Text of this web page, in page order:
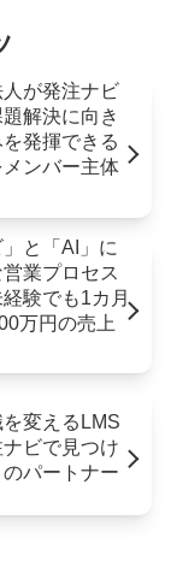
が発注ナビ
解決に向き
発揮できる
ンバー主体
」と「AI」に
業プロセス
験でも1カ月
万円の売上
変えるLMS
ビで見つけ
パートナー